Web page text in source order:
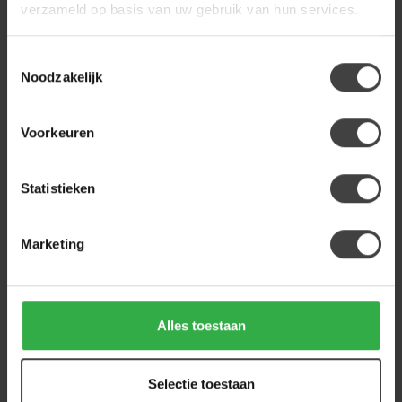
verzameld op basis van uw gebruik van hun services.
Noodzakelijk
Voorkeuren
Statistieken
Marketing
Alles toestaan
Selectie toestaan
chaise longue links modesto
484 1.499,00
- Clay - Elite - 2,5-Zits 1.199,00
Heb je een vraag over dit product?
Of heb je hulp nodig bij de bestelling? Neem
info@houtenmeubeloutlet.nlof+31 224 850
926. We helpen je graag.
Recent bekeken